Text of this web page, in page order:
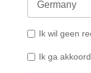
Ik wil geen
Ik ga